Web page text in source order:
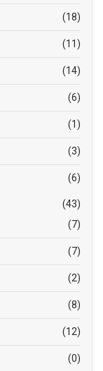
(18)
(11)
(14)
(6)
(1)
(3)
(6)
(43)
(7)
(7)
(2)
(8)
(12)
(0)